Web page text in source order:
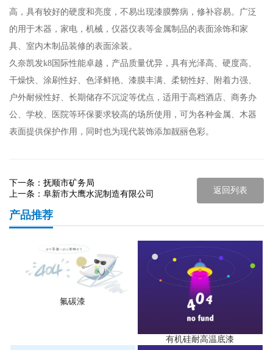
高，具有较好的硬度和亮度，不易出现漆膜弊病，修补容易。广泛
的用于木器，家电，机械，仪器仪表等金属制品的表面涂饰和家
具、室内木制品装修的表面涂装。
久奈凯发k8国际性能卓越，产品质量优异，具有光泽高、硬度高、
干燥快、涂刷性好、色泽鲜艳、漆膜丰满、柔韧性好、附着力强、
户外耐候性好、长期储存不沉淀等优点，适用于高档酒店、商务办
公、学校、医院等环保要求较高的场所使用，可为各种金属、木器
表面提供保护作用，同时也为现代装饰添加靓丽色彩。
下一条： 抚顺市矿务局
上一条： 阜新市大鹰水泥制造有限公司 返回列表
产品推荐
氟碳漆
有机硅耐高温底漆